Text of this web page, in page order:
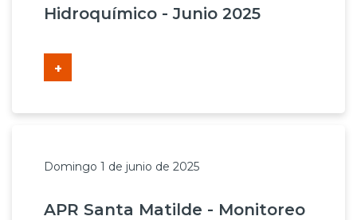
Hidroquímico - Junio 2025
+
Domingo 1 de junio de 2025
APR Santa Matilde - Monitoreo